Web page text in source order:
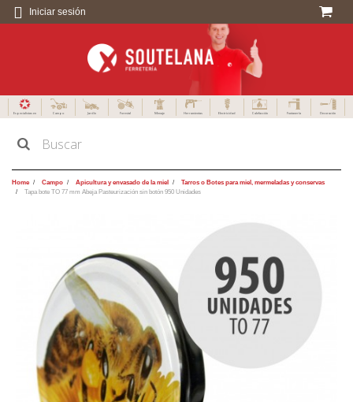
Iniciar sesión
Especialistas en Campo Jardín Forestal Menaje Herramientas Electricidad Calefacción Fontanería Decoración
Home Campo Apicultura y envasado de la miel
Tarros o Botes para miel, mermeladas y conservas
Tapa bote TO 77 mm Abeja Pasteurización sin botón 950 Unidades